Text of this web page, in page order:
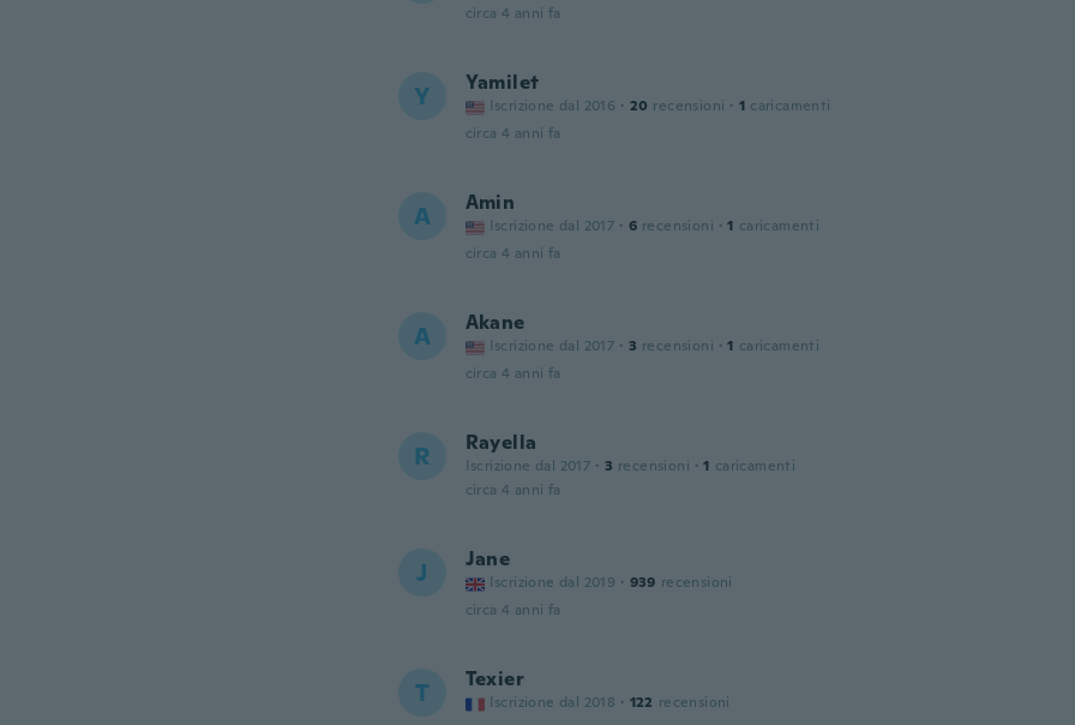
circa 4 anni fa
Y Yamilet
Iscrizione dal 2016 · 20 recensioni · 1 caricamenti
circa 4 anni fa
A Amin
Iscrizione dal 2017 · 6 recensioni · 1 caricamenti
circa 4 anni fa
A Akane
Iscrizione dal 2017 · 3 recensioni · 1 caricamenti
circa 4 anni fa
R Rayella
Iscrizione dal 2017 · 3 recensioni · 1 caricamenti
circa 4 anni fa
J Jane
Iscrizione dal 2019 · 939 recensioni
circa 4 anni fa
T Texier
Iscrizione dal 2018 · 122 recensioni